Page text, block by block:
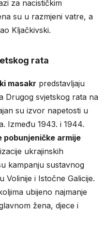
za nacističkim
su u razmjeni vatre, a
Kljačkivski.
rata
masakr predstavljaju
Drugog svjetskog rata na
su izvor napetosti u
Između 1943. i 1944.
pobunjeničke armije
ukrajinskih
kampanju sustavnog
Volinije i Istočne Galicije.
ubijeno najmanje
žena, djece i